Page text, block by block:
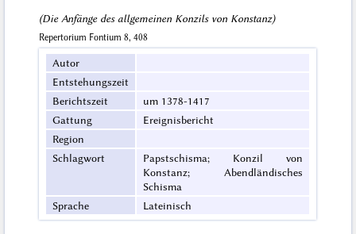
(Die Anfänge des allgemeinen Konzils von Konstanz)
Repertorium Fontium 8, 408
Autor
Entstehungszeit
Berichtszeit
um 1378-1417
Gattung
Ereignisbericht
Region
Schlagwort
Papstschisma; Konzil von
Konstanz; Abendländisches
Schisma
Sprache
Lateinisch